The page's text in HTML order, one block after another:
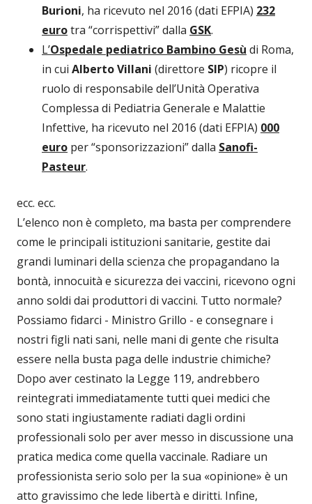
Burioni, ha ricevuto nel 2016 (dati EFPIA) 232
eurotra “corrispettivi” dalla GSK.
L’Ospedale pediatrico Bambino Gesù di Roma,
in cui Alberto Villani (direttore SIP) ricopre il
ruolo di responsabile dell’Unità Operativa
Complessa di Pediatria Generale e Malattie
Infettive, ha ricevuto nel 2016 (dati EFPIA) 000
euro per “sponsorizzazioni” dalla Sanofi-
Pasteur.
ecc. ecc.
L’elenco non è completo, ma basta per comprendere
come le principali istituzioni sanitarie, gestite dai
grandi luminari della scienza che propagandano la
bontà, innocuità e sicurezza dei vaccini, ricevono ogni
anno soldi dai produttori di vaccini. Tutto normale?
Possiamo fidarci - Ministro Grillo - e consegnare i
nostri figli nati sani, nelle mani di gente che risulta
essere nella busta paga delle industrie chimiche?
Dopo aver cestinato la Legge 119, andrebbero
reintegrati immediatamente tutti quei medici che
sono stati ingiustamente radiati dagli ordini
professionali solo per aver messo in discussione una
pratica medica come quella vaccinale. Radiare un
professionista serio solo per la sua «opinione» è un
atto gravissimo che lede libertà e diritti. Infine,